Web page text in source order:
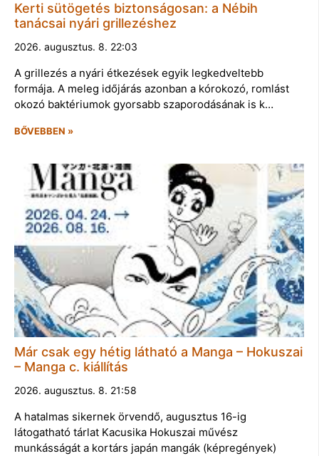
Kerti sütögetés biztonságosan: a Nébih
tanácsai nyári grillezéshez
2026. augusztus. 8. 22:03
A grillezés a nyári étkezések egyik legkedveltebb
formája. A meleg időjárás azonban a kórokozó, romlást
okozó baktériumok gyorsabb szaporodásának is k…
BŐVEBBEN »
Már csak egy hétig látható a Manga – Hokuszai
– Manga c. kiállítás
2026. augusztus. 8. 21:58
A hatalmas sikernek örvendő, augusztus 16-ig
látogatható tárlat Kacusika Hokuszai művész
munkásságát a kortárs japán mangák (képregények)